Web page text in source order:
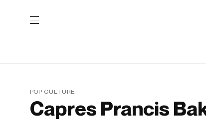
POP CULTURE
Capres Prancis